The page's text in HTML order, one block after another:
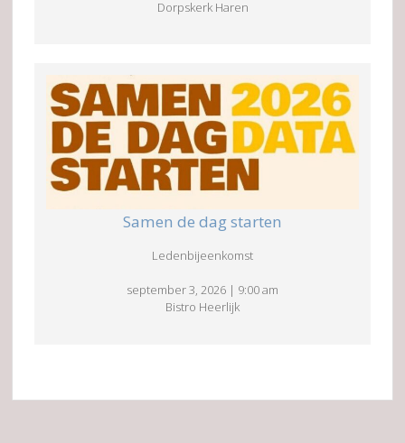
Dorpskerk Haren
Samen de dag starten
Ledenbijeenkomst
september 3, 2026 | 9:00 am
Bistro Heerlijk